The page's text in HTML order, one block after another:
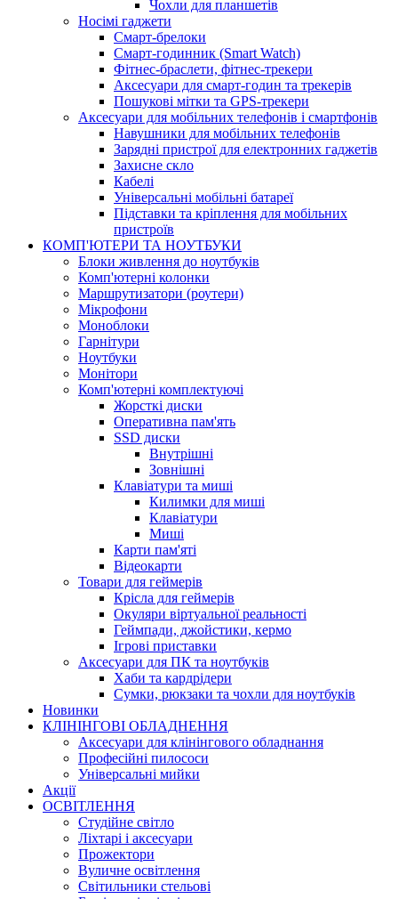
Чохли для планшетів
Носімі гаджети
Смарт-брелоки
Смарт-годинник (Smart Watch)
Фітнес-браслети, фітнес-трекери
Аксесуари для смарт-годин та трекерів
Пошукові мітки та GPS-трекери
Аксесуари для мобільних телефонів і смартфонів
Навушники для мобільних телефонів
Зарядні пристрої для електронних гаджетів
Захисне скло
Кабелі
Універсальні мобільні батареї
Підставки та кріплення для мобільних
пристроїв
КОМП'ЮТЕРИ ТА НОУТБУКИ
Блоки живлення до ноутбуків
Комп'ютерні колонки
Маршрутизатори (роутери)
Мікрофони
Моноблоки
Гарнітури
Ноутбуки
Монітори
Комп'ютерні комплектуючі
Жорсткі диски
Оперативна пам'ять
SSD диски
Внутрішні
Зовнішні
Клавіатури та миші
Килимки для миші
Клавіатури
Миші
Карти пам'яті
Відеокарти
Товари для геймерів
Крісла для геймерів
Окуляри віртуальної реальності
Геймпади, джойстики, кермо
Ігрові приставки
Аксесуари для ПК та ноутбуків
Хаби та кардрідери
Сумки, рюкзаки та чохли для ноутбуків
Новинки
КЛІНІНГОВІ ОБЛАДНЕННЯ
Аксесуари для клінінгового обладнання
Професійні пилососи
Універсальні мийки
Акції
ОСВІТЛЕННЯ
Студійне світло
Ліхтарі і аксесуари
Прожектори
Вуличне освітлення
Світильники стельові